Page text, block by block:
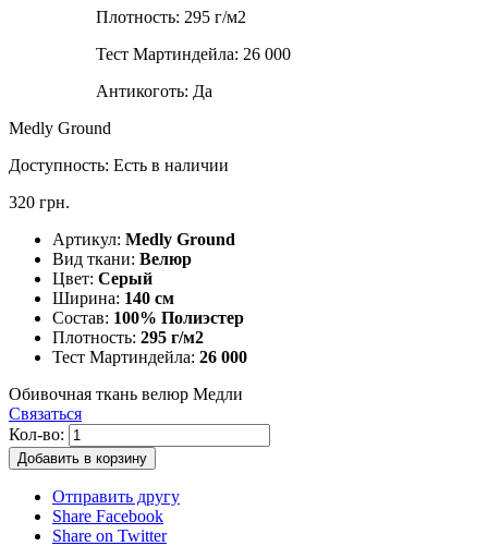
Плотность: 295 г/м2
Тест Мартиндейла: 26 000
Антикоготь: Да
Medly Ground
Доступность: Есть в наличии
320 грн.
Артикул: Medly Ground
Вид ткани: Велюр
Цвет: Серый
Ширина: 140 см
Состав: 100% Полиэстер
Плотность: 295 г/м2
Тест Мартиндейла: 26 000
Обивочная ткань велюр Медли
Связаться
Кол-во:
Добавить в корзину
Отправить другу
Share Facebook
Share on Twitter